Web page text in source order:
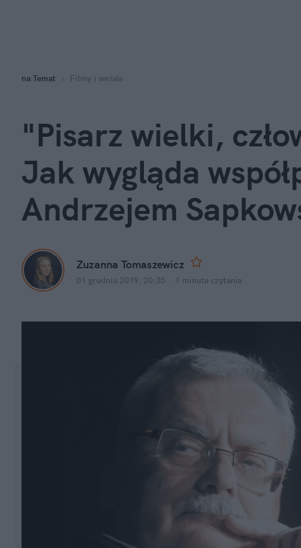
na:Temat Filmy i seriale
"Pisarz wielki,
Jak wygląda
Andrzejem
Zuzanna Tomaszewicz
01 grudnia 2019, 20:35 1 minuta czytania